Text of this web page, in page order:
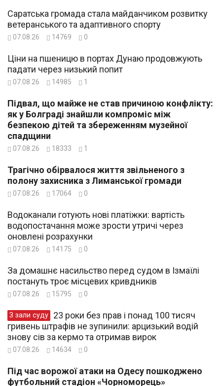
Саратська громада стала майданчиком розвитку
ветеранського та адаптивного спорту
07.08.26 14769 0
Ціни на пшеницю в портах Дунаю продовжують
падати через низький попит
07.08.26 14985 1
Підвал, що майже не став причиною конфлікту:
як у Болграді знайшли компроміс між
безпекою дітей та збереженням музейної
спадщини
07.08.26 18333 1
Трагічно обірвалося життя звільненого з
полону захисника з Лиманської громади
07.08.26 17064 0
Водоканали готують нові платіжки: вартість
водопостачання може зрости утричі через
оновлені розрахунки
07.08.26 14175 0
За домашнє насильство перед судом в Ізмаїлі
постануть троє місцевих кривдників
07.08.26 15795 0
З зали суду
гривень штрафів не зупинили: арцизький водій
знову сів за кермо та отримав вирок
07.08.26 14634 0
Під час ворожої атаки на Одесу пошкоджено
футбольний стадіон «Чорноморець»